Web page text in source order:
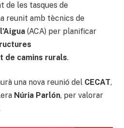
de les tasques de
reunit amb tècnics de
(ACA) per planificar
de camins rurals.
una nova reunió del CECAT,
Núria Parlón, per valorar